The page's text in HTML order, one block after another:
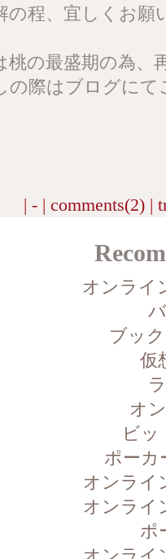
の程、宜しくお願
桃の最盛期の為、
の際はブログにて
| - | comments(2) |
オンライ
ブッ
仮
オ
ビ
ポーカ
オンライ
オンライ
ポ